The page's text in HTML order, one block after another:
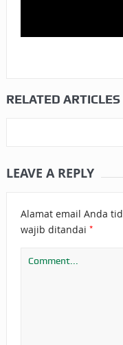
RELATED ARTICLES
LEAVE A REPLY
Alamat email Anda
wajib ditandai *